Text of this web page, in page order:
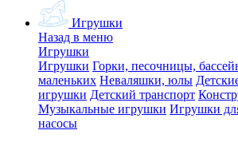
Игрушки
Назад в меню
Игрушки
Игрушки Горки, песочницы,
маленьких Неваляшки, юлы
игрушки Детский транспорт
Музыкальные игрушки Игрушки
насосы